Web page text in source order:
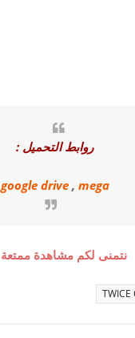
روابط التحميل :
google drive, mega
نتمنى لكم مشاهدة ممتعة
TWICE